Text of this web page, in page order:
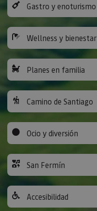
Gastro y enoturismo
Wellness y bienestar
Planes en familia
Camino de Santiago
Ocio y diversión
San Fermín
Accesibilidad